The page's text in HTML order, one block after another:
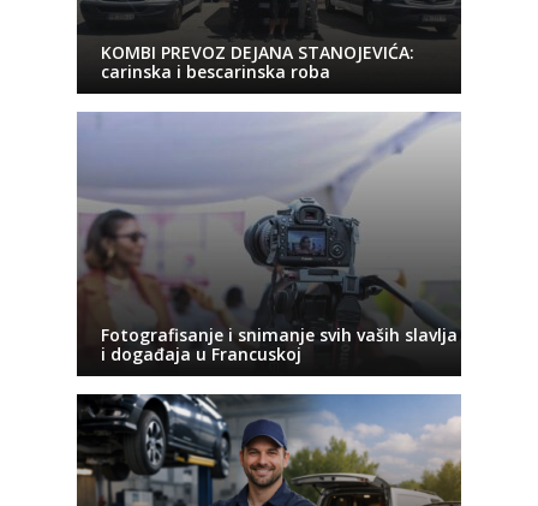
KOMBI PREVOZ DEJANA STANOJEVIĆA:
carinska i bescarinska roba
Fotografisanje i snimanje svih vaših slavlja
i događaja u Francuskoj